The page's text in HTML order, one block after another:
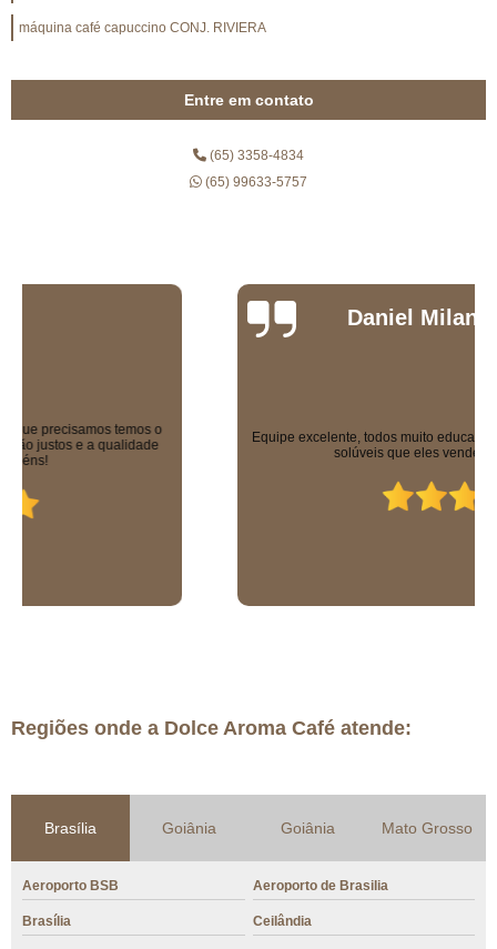
máquina café capuccino CONJ. RIVIERA
Entre em contato
(65) 3358-4834
(65) 99633-5757
Daniel Milano
Equipe excelente, todos muito educados. Máquinas sensacionais e os
solúveis que eles vendem são uma delícia!
Regiões onde a Dolce Aroma Café atende:
Brasília Goiânia Goiânia Mato Grosso
Aeroporto BSB Aeroporto de Brasilia
Brasília Ceilândia